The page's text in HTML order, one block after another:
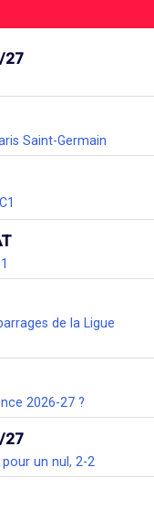
27
Saint-Germain
de la Ligue
2026-27 ?
27
un nul, 2-2